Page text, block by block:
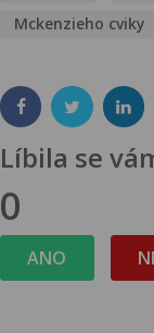
Mckenzieho cviky
Líbila se
0
ANO